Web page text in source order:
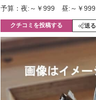
モノづくり技術者専門サイト
ちょっと気になるネットの話題
予算：夜:～￥999 昼:～￥999
クチコミを投稿する 送る